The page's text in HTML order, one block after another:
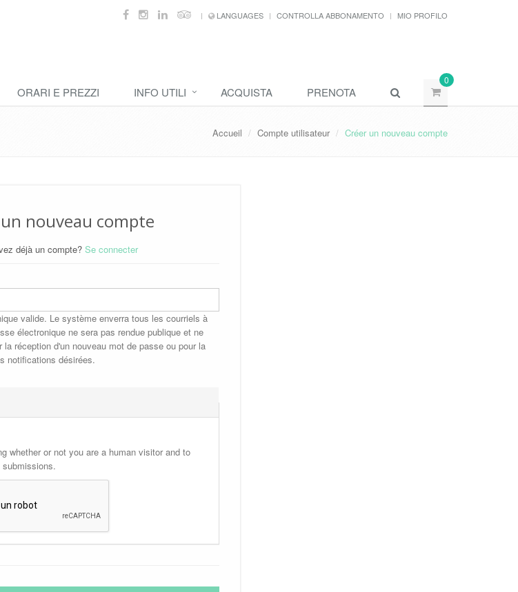
LANGUAGES CONTROLLA ABBONAMENTO MIO PROFILO
ORARI E PREZZI INFO UTILI ACQUISTA PRENOTA
0
Accueil Compte utilisateur Créer un nouveau compte
nouveau compte
déjà un compte? Se connecter
valide. Le système enverra tous les courriels à
électronique ne sera pas rendue publique et ne
la réception d'un nouveau mot de passe ou pour la
notifications désirées.
whether or not you are a human visitor and to